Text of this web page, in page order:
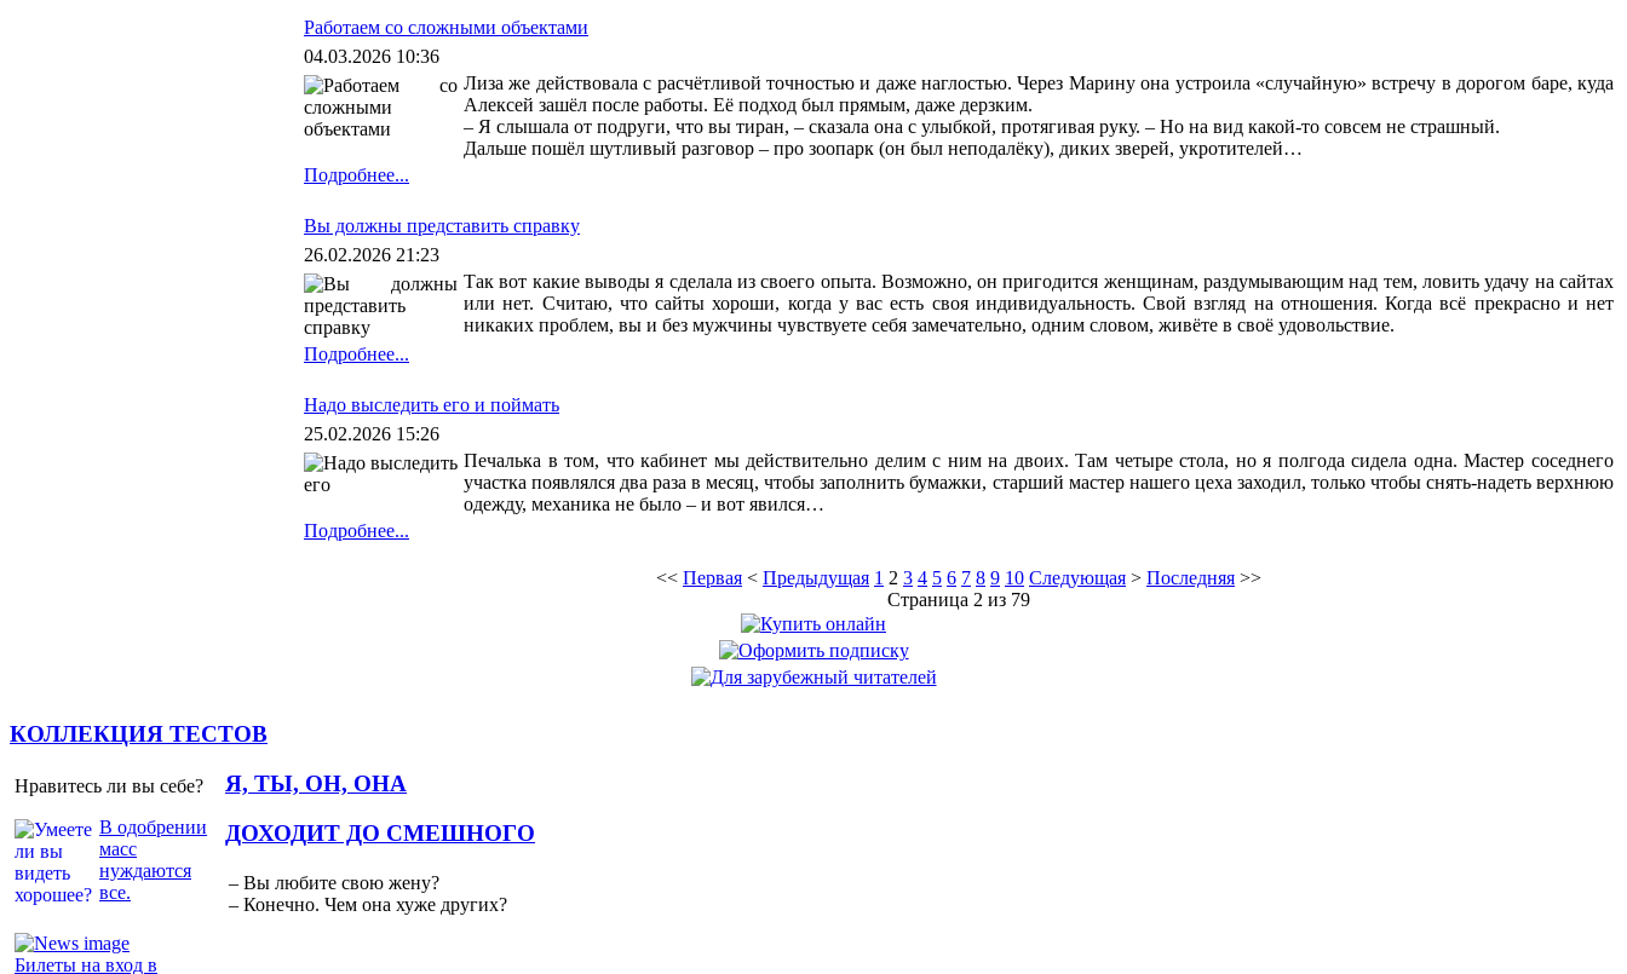
Работаем со сложными объектами
04.03.2026 10:36
Лиза же действовала с расчётливой точностью и даже наглостью. Через Марину она устроила «случайную» встречу в дорогом баре, куда
Алексей зашёл после работы. Её подход был прямым, даже дерзким.
– Я слышала от подруги, что вы тиран, – сказала она с улыбкой, протягивая руку. – Но на вид какой-то совсем не страшный.
Дальше пошёл шутливый разговор – про зоопарк (он был неподалёку), диких зверей, укротителей…
Подробнее...
Вы должны представить справку
26.02.2026 21:23
Так вот какие выводы я сделала из своего опыта. Возможно, он пригодится женщинам, раздумывающим над тем, ловить удачу на сайтах
или нет. Считаю, что сайты хороши, когда у вас есть своя индивидуальность. Свой взгляд на отношения. Когда всё прекрасно и нет
никаких проблем, вы и без мужчины чувствуете себя замечательно, одним словом, живёте в своё удовольствие.
Подробнее...
Надо выследить его и поймать
25.02.2026 15:26
Печалька в том, что кабинет мы действительно делим с ним на двоих. Там четыре стола, но я полгода сидела одна. Мастер соседнего
участка появлялся два раза в месяц, чтобы заполнить бумажки, старший мастер нашего цеха заходил, только чтобы снять-надеть верхнюю
одежду, механика не было – и вот явился…
Подробнее...
<< Первая < Предыдущая 1 2 3 4 5 6 7 8 9 10 Следующая > Последняя >>
Страница 2 из 79
КОЛЛЕКЦИЯ ТЕСТОВ
Нравитесь ли вы себе?
В одобрении
масс
нуждаются
все.
Я, ТЫ, ОН, ОНА
Билеты на вход в
ДОХОДИТ ДО СМЕШНОГО
– Вы любите свою жену?
– Конечно. Чем она хуже других?